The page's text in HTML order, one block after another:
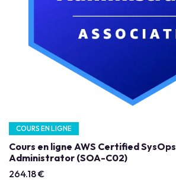
COURS EN LIGNE
Cours en ligne AWS Certified SysOps
Administrator (SOA-C02)
264.18€